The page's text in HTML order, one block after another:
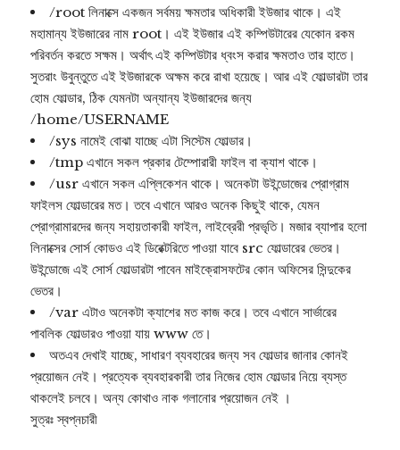
/root লিনাক্সে একজন সর্বময় ক্ষমতার অধিকারী ইউজার থাকে। এই
মহামান্য ইউজারের নাম root। এই ইউজার এই কম্পিউটারের যেকোন রকম
পরিবর্তন করতে সক্ষম। অর্থাৎ এই কম্পিউটার ধ্বংস করার ক্ষমতাও তার হাতে।
সুতরাং উবুন্তুতে এই ইউজারকে অক্ষম করে রাখা হয়েছে। আর এই ফোল্ডারটা তার
হোম ফোল্ডার, ঠিক যেমনটা অন্যান্য ইউজারদের জন্য
/home/USERNAME
/sys নামেই বোঝা যাচ্ছে এটা সিস্টেম ফোল্ডার।
/tmp এখানে সকল প্রকার টেম্পোরারী ফাইল বা ক্যাশ থাকে।
/usr এখানে সকল এপ্লিকেশন থাকে। অনেকটা উইন্ডোজের প্রোগ্রাম
ফাইলস ফোল্ডারের মত। তবে এখানে আরও অনেক কিছুই থাকে, যেমন
প্রোগ্রামারদের জন্য সহায়তাকারী ফাইল, লাইব্রেরী প্রভৃতি। মজার ব্যাপার হলো
লিনাক্সের সোর্স কোডও এই ডিরেক্টরিতে পাওয়া যাবে src ফোল্ডারের ভেতর।
উইন্ডোজে এই সোর্স ফোল্ডারটা পাবেন মাইক্রোসফটের কোন অফিসের সিন্দুকের
ভেতর।
/var এটাও অনেকটা ক্যাশের মত কাজ করে। তবে এখানে সার্ভারের
পাবলিক ফোল্ডারও পাওয়া যায় www তে।
অতএব দেখাই যাচ্ছে, সাধারণ ব্যবহারের জন্য সব ফোল্ডার জানার কোনই
প্রয়োজন নেই। প্রত্যেক ব্যবহারকারী তার নিজের হোম ফোল্ডার নিয়ে ব্যস্ত
থাকলেই চলবে। অন্য কোথাও নাক গলানোর প্রয়োজন নেই ।
সুত্রঃ স্বপ্নচারী